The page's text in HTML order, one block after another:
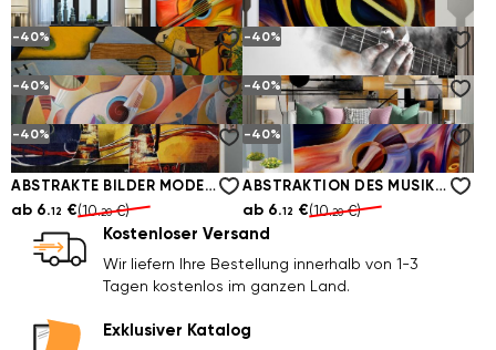
ab 6.12€(10.20 €) ab6. 12 €(10. 20€)
EINE GITARRE IN ABSTRAKTEN FARBEN
ab6.12€(10.20 €)
EINE ABSTRAKTION DES AQUARELL -GEIGENSCHLÜSSELS
(10.20€)
-40%
MUSIKABSTRAKTION
ab 6.12€(10.20€)
-40%
DER GITARRIST IM RAUCH
ab6.12€(10.20€)
-40%
MUSIKALISCHE ABSTRAKTION VON NOTIZEN UND GITARREN
ab6.12€(10.20€)
-40%
MUSIKABSTRAKTION AUF MARMOR
ab6.12€(10.20€)
-40%
ABSTRAKTE BILDER MODERNER MÄDCHEN
ab 6.12 €(10.20€)
-40%
ABSTRAKTION DES MUSIKALISCHEN AQUARELLS
ab 6.12 €(10.20€)
Kostenloser Versand
Wir liefern Ihre Bestellung innerhalb von 1-3
Tagen kostenlos im ganzen Land.
Exklusiver Katalog